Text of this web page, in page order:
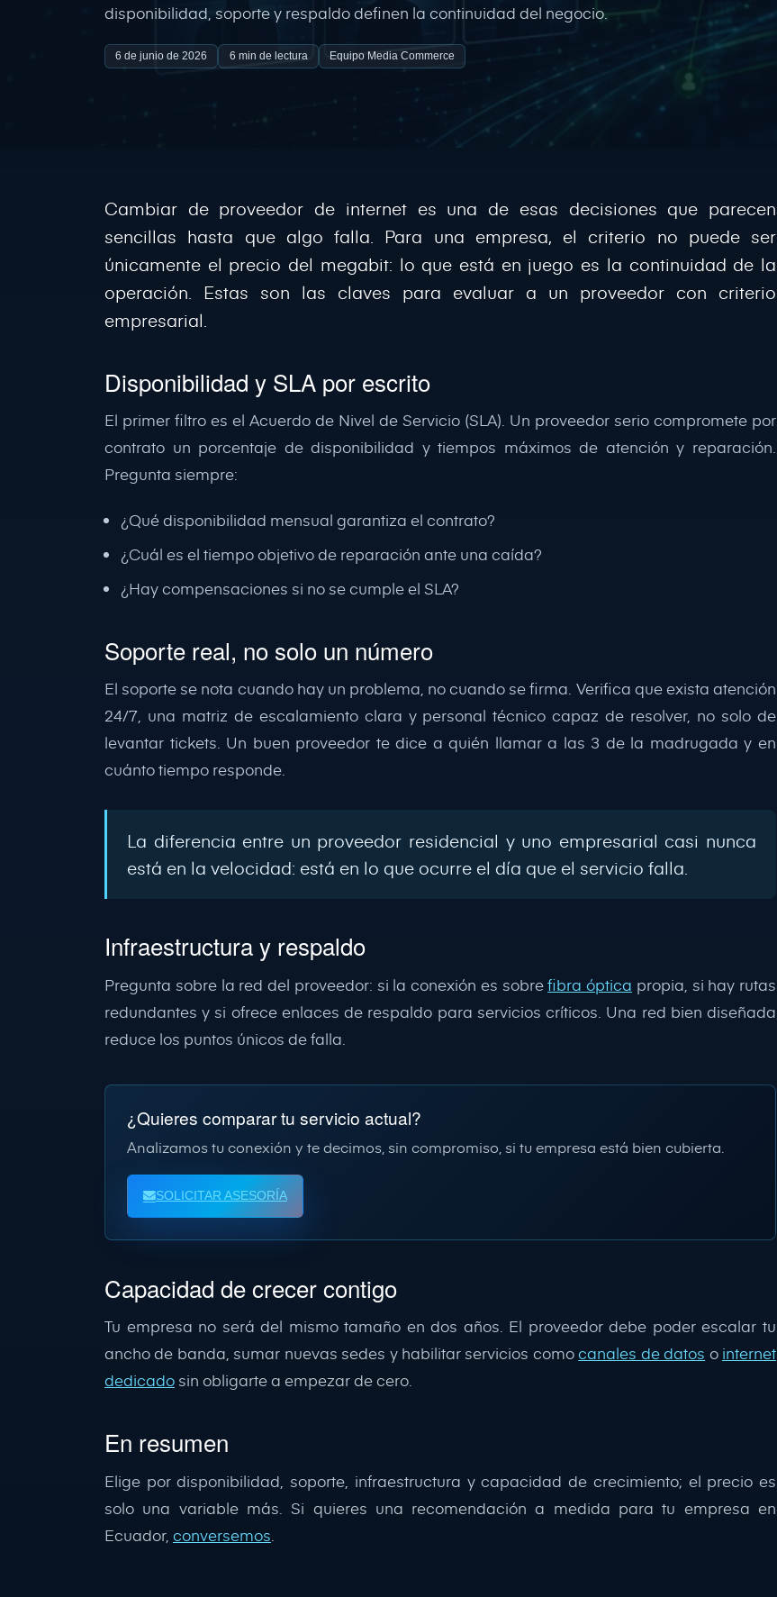
disponibilidad, soporte y respaldo definen la continuidad del negocio.
6 de junio de 2026 6 min de lectura Equipo Media Commerce
Cambiar de proveedor de internet es una de esas decisiones que parecen
sencillas hasta que algo falla. Para una empresa, el criterio no puede ser
únicamente el precio del megabit: lo que está en juego es la continuidad de la
operación. Estas son las claves para evaluar a un proveedor con criterio
empresarial.
Disponibilidad y SLA por escrito
El primer filtro es el Acuerdo de Nivel de Servicio (SLA). Un proveedor serio compromete por
contrato un porcentaje de disponibilidad y tiempos máximos de atención y reparación.
Pregunta siempre:
¿Qué disponibilidad mensual garantiza el contrato?
¿Cuál es el tiempo objetivo de reparación ante una caída?
¿Hay compensaciones si no se cumple el SLA?
Soporte real, no solo un número
El soporte se nota cuando hay un problema, no cuando se firma. Verifica que exista atención
24/7, una matriz de escalamiento clara y personal técnico capaz de resolver, no solo de
levantar tickets. Un buen proveedor te dice a quién llamar a las 3 de la madrugada y en
cuánto tiempo responde.
La diferencia entre un proveedor residencial y uno empresarial casi nunca
está en la velocidad: está en lo que ocurre el día que el servicio falla.
Infraestructura y respaldo
Pregunta sobre la red del proveedor: si la conexión es sobrefibra óptica propia, si hay rutas
redundantes y si ofrece enlaces de respaldo para servicios críticos. Una red bien diseñada
reduce los puntos únicos de falla.
¿Quieres comparar tu servicio actual?
Analizamos tu conexión y te decimos, sin compromiso, si tu empresa está bien cubierta.
SOLICITAR ASESORÍA
Capacidad de crecer contigo
Tu empresa no será del mismo tamaño en dos años. El proveedor debe poder escalar tu
ancho de banda, sumar nuevas sedes y habilitar servicios comocanales de datos o internet
dedicado sin obligarte a empezar de cero.
En resumen
Elige por disponibilidad, soporte, infraestructura y capacidad de crecimiento; el precio es
solo una variable más. Si quieres una recomendación a medida para tu empresa en
Ecuador, conversemos